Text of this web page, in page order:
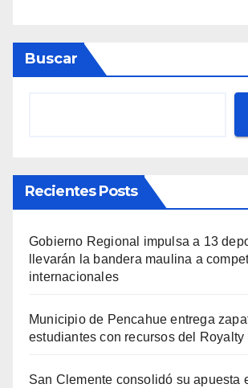
Buscar
Recientes Posts
Gobierno Regional impulsa a 13
llevarán la bandera maulina a
internacionales
Municipio de Pencahue entrega
estudiantes con recursos del Royalty
San Clemente consolidó su apuesta